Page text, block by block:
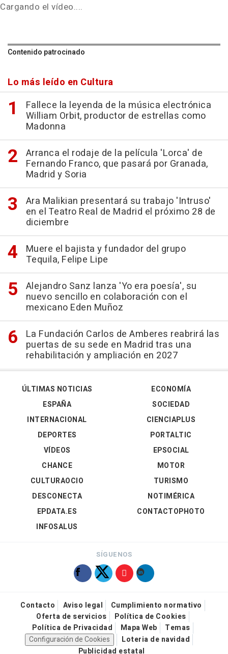
Cargando el vídeo....
Contenido patrocinado
Lo más leído en Cultura
Fallece la leyenda de la música electrónica
William Orbit, productor de estrellas como
Madonna
Arranca el rodaje de la película 'Lorca' de
Fernando Franco, que pasará por Granada,
Madrid y Soria
Ara Malikian presentará su trabajo 'Intruso'
en el Teatro Real de Madrid el próximo 28 de
diciembre
Muere el bajista y fundador del grupo
Tequila, Felipe Lipe
Alejandro Sanz lanza 'Yo era poesía', su
nuevo sencillo en colaboración con el
mexicano Eden Muñoz
La Fundación Carlos de Amberes reabrirá las
puertas de su sede en Madrid tras una
rehabilitación y ampliación en 2027
ÚLTIMAS NOTICIAS
ESPAÑA
INTERNACIONAL
DEPORTES
VÍDEOS
ECONOMÍA
SOCIEDAD
CIENCIAPLUS
PORTALTIC
EPSOCIAL
CHANCE
CULTURAOCIO
DESCONECTA
EPDATA.ES
INFOSALUS
MOTOR
TURISMO
NOTIMÉRICA
CONTACTOPHOTO
SÍGUENOS
Contacto Aviso legal
Cumplimiento normativo
Oferta de servicios
Política de Cookies
Política de Privacidad
Mapa Web
Temas
Configuración de Cookies
Loteria de navidad
Publicidad estatal